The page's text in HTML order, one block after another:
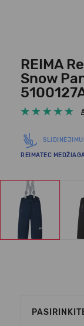
REIMA
Snow
SLIDINĖJIMUI
REIMATEC